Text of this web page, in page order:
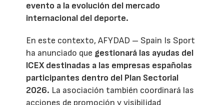
evento a la evolución del mercado
internacional del deporte.
En este contexto, AFYDAD – Spain Is Sport
ha anunciado que gestionará las ayudas del
ICEX destinadas a las empresas españolas
participantes dentro del Plan Sectorial
2026. La asociación también coordinará las
acciones de promoción y visibilidad